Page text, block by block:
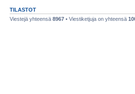
TILASTOT
Viestejä yhteensä 8967 • Viestiketjuja on yhteensä